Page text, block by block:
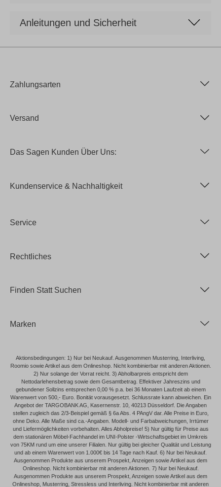
Anleitungen und Sicherheit
Zahlungsarten
Versand
Das Sagen Kunden Über Uns:
Kundenservice & Nachhaltigkeit
Service
Rechtliches
Finden Statt Suchen
Marken
Aktionsbedingungen: 1) Nur bei Neukauf. Ausgenommen Musterring, Interliving,
Roomio sowie Artikel aus dem Onlineshop. Nicht kombinierbar mit anderen Aktionen.
2) Nur solange der Vorrat reicht. 3) Abholbarpreis entspricht dem
Nettodarlehensbetrag sowie dem Gesamtbetrag. Effektiver Jahreszins und
gebundener Sollzins entsprechen 0,00 % p.a. bei 36 Monaten Laufzeit ab einem
Warenwert von 500,- Euro. Bonität vorausgesetzt. Schlussrate kann abweichen. Ein
Angebot der TARGOBANK AG, Kasernenstr. 10, 40213 Düsseldorf. Die Angaben
stellen zugleich das 2/3-Beispiel gemäß § 6a Abs. 4 PAngV dar. Alle Preise in Euro,
ohne Deko. Alle Maße sind ca.-Angaben. Modell- und Farbabweichungen, Irrtümer
und Liefermöglichkeiten vorbehalten. Alles Abholpreise! 5) Nur gültig für Preise aus
dem stationären Möbel-Fachhandel im UNI-Polster -Wirtschaftsgebiet im Umkreis
von 75KM rund um eine unserer Filialen. Nur gültig bei gleicher Qualität und Leistung
und ab einem Warenwert von 1.000€ bis 14 Tage nach Kauf. 6) Nur bei Neukauf.
Ausgenommen Produkte aus unserem Prospekt, Anzeigen sowie Artikel aus dem
Onlineshop. Nicht kombinierbar mit anderen Aktionen. 7) Nur bei Neukauf.
Ausgenommen Produkte aus unserem Prospekt, Anzeigen sowie Artikel aus dem
Onlineshop, Musterring, Stressless und Interliving. Nicht kombinierbar mit anderen